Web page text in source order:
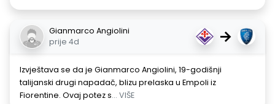
Gianmarco Angiolini
prije 4d
→
Izvještava se da je Gianmarco Angiolini, 19-godišnji
talijanski drugi napadač, blizu prelaska u Empoli iz
Fiorentine. Ovaj potez s... VIŠE